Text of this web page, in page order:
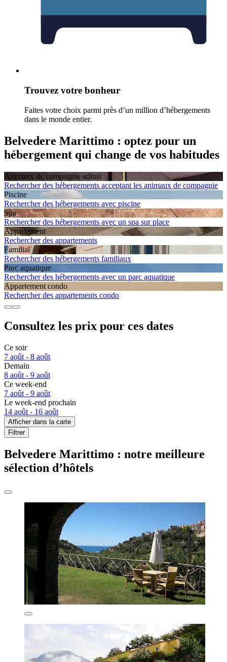
Trouvez votre bonheur
Faites votre choix parmi près d’un million d’hébergements
dans le monde entier.
Belvedere Marittimo : optez pour un
hébergement qui change de vos habitudes
Animaux de compagnie admis
Rechercher des hébergements acceptant les animaux de compagnie
Piscine
Rechercher des hébergements avec piscine
Spa
Rechercher des hébergements avec un spa sur place
Apparte­ment
Rechercher des appartements
Familial
Rechercher des hébergements familiaux
Parc aquatique
Rechercher des hébergements avec un parc aquatique
Apparte­ment condo
Rechercher des appartements condo
Consultez les prix pour ces dates
Ce soir
7 août - 8 août
Demain
8 août - 9 août
Ce week-end
7 août - 9 août
Le week-end prochain
14 août - 16 août
Afficher dans la carte
Filtrer
Belvedere Marittimo : notre meilleure
sélection d’hôtels